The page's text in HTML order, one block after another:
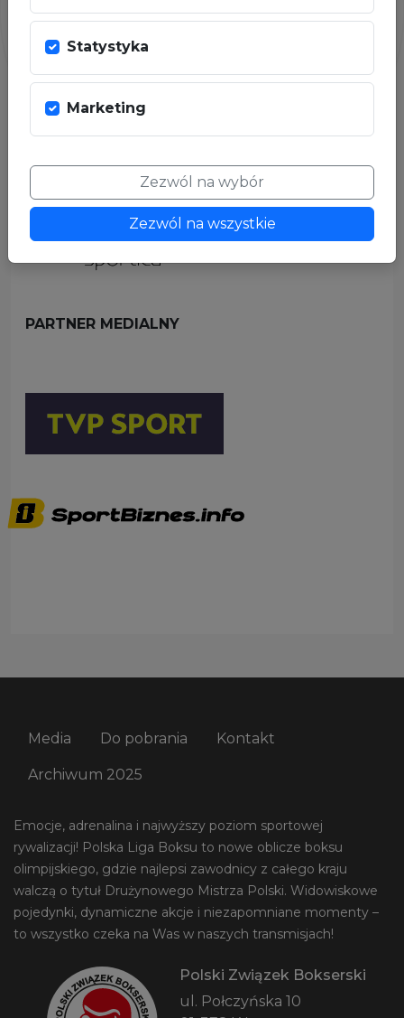
PARTNER MEDIALNY
Media Do pobrania Kontakt
Archiwum 2025
Emocje, adrenalina i najwyższy poziom sportowej
rywalizacji! Polska Liga Boksu to nowe oblicze boksu
olimpijskiego, gdzie najlepsi zawodnicy z całego kraju
walczą o tytuł Drużynowego Mistrza Polski. Widowiskowe
pojedynki, dynamiczne akcje i niezapomniane momenty –
to wszystko czeka na Was w naszych transmisjach!
Polski Związek Bokserski
ul. Połczyńska 10
Statystyka
Marketing
Zezwól na wybór
Zezwól na wszystkie